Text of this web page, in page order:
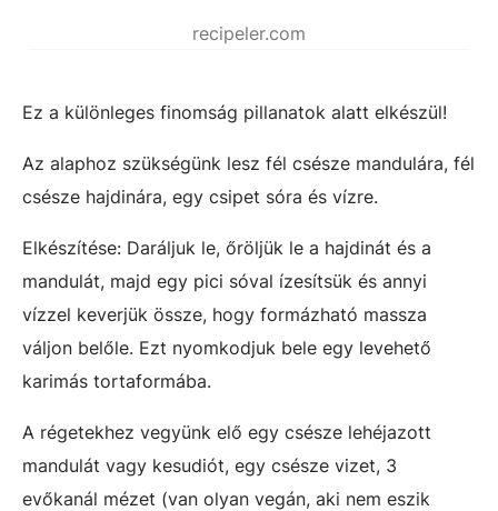
recipeler.com
Ez a különleges finomság pillanatok alatt elkészül!
Az alaphoz szükségünk lesz fél csésze mandulára, fél
csésze hajdinára, egy csipet sóra és vízre.
Elkészítése: Daráljuk le, őröljük le a hajdinát és a
mandulát, majd egy pici sóval ízesítsük és annyi
vízzel keverjük össze, hogy formázható massza
váljon belőle. Ezt nyomkodjuk bele egy levehető
karimás tortaformába.
A régetekhez vegyünk elő egy csésze lehéjazott
mandulát vagy kesudiót, egy csésze vizet, 3
evőkanál mézet (van olyan vegán, aki nem eszik